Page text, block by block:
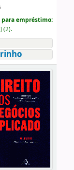
empréstimo:
] (2).